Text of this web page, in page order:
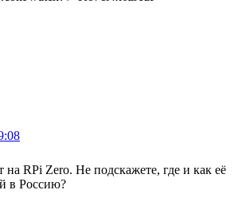
на RPi Zero. Не подскажете, где и как её
в Россию?